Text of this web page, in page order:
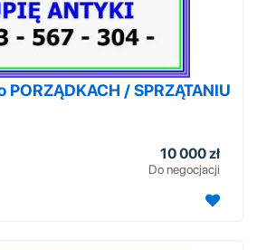
PORZĄDKACH / SPRZĄTANIU
10 000 zł
Do negocjacji